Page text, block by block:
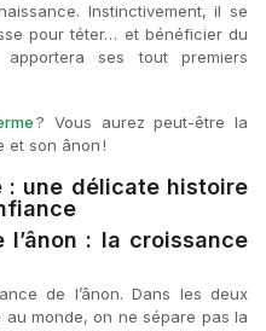
Instinctivement, il se
pour téter… et bénéficier du
ses tout premiers
? Vous aurez peut-être la
et son ânon !
: une délicate histoire
: la croissance
de l’ânon. Dans les deux
monde, on ne sépare pas la